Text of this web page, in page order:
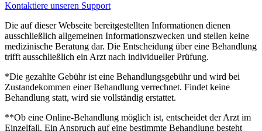
Kontaktiere unseren Support
Die auf dieser Webseite bereitgestellten Informationen dienen
ausschließlich allgemeinen Informationszwecken und stellen keine
medizinische Beratung dar. Die Entscheidung über eine Behandlung
trifft ausschließlich ein Arzt nach individueller Prüfung.
*Die gezahlte Gebühr ist eine Behandlungsgebühr und wird bei
Zustandekommen einer Behandlung verrechnet. Findet keine
Behandlung statt, wird sie vollständig erstattet.
**Ob eine Online-Behandlung möglich ist, entscheidet der Arzt im
Einzelfall. Ein Anspruch auf eine bestimmte Behandlung besteht